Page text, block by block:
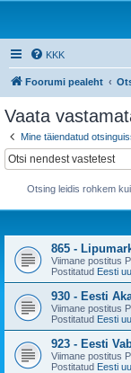
KKK
Foorumi pealeht
Vaata
Mine täiendatud
Otsing leidis rohkem
865 -
Viimane postitus
Postitatud Eesti
930 - Eesti
Viimane postitus
Postitatud Eesti
923 - Eesti
Viimane postitus
Postitatud Eesti